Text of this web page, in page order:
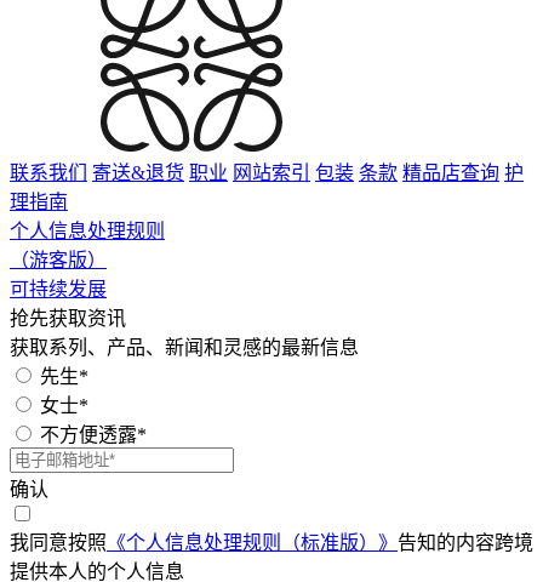
联系我们 寄送&退货 职业 网站索引 包装 条款 精品店查询 护
理指南
个人信息处理规则
（游客版）
可持续发展
抢先获取资讯
获取系列、产品、新闻和灵感的最新信息
先生*
女士*
不方便透露*
确认
我同意按照 《个人信息处理规则（标准版）》 告知的内容跨境
提供本人的个人信息